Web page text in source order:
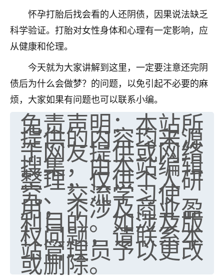
怀孕打胎后找会看的人还阴债，因果说法缺乏
科学验证。打胎对女性身体和心理有一定影响，应
从健康和伦理。
今天就为大家讲解到这里，一定要注意还完阴
债后为什么会做梦？的问题，以免引起不必要的麻
烦，大家如果有问题也可以联系小编。
免责声明：本站所
提供的内容均来源
于网友提供或网络
搜集，由本站编辑
整理，仅供个人研
究、交流学习使
用，不涉及商业盈
利目的。如涉及版
权问题，请联系本
站管理员予以更改
或删除。
了，一开始是半信半疑的，图个心安，给亡母
超度，现在看来，人不信也不行。
2天前 来自云南
优秀的张同学
老师收徒吗？？我对这些很感兴趣
2天前 来自山西